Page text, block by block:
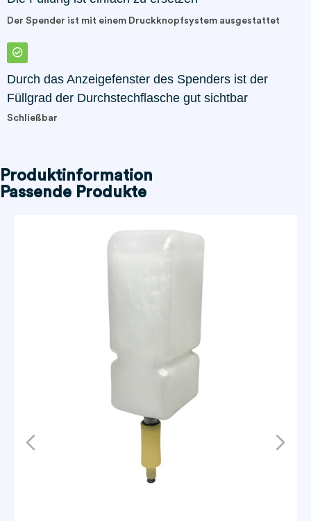
Der Spender ist mit einem Druckknopfsystem ausgestattet
Durch das Anzeigefenster des Spenders ist der
Füllgrad der Durchstechflasche gut sichtbar
Schließbar
Produktinformation
Passende Produkte